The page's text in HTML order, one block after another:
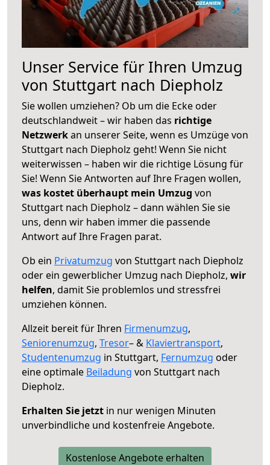
Unser Service für Ihren Umzug
von Stuttgart nach Diepholz
Sie wollen umziehen? Ob um die Ecke oder
deutschlandweit – wir haben das richtige
Netzwerkan unserer Seite, wenn es Umzüge von
Stuttgart nach Diepholz geht! Wenn Sie nicht
weiterwissen – haben wir die richtige Lösung für
Sie! Wenn Sie Antworten auf Ihre Fragen wollen,
was kostet überhaupt mein Umzug von
Stuttgart nach Diepholz – dann wählen Sie sie
uns, denn wir haben immer die passende
Antwort auf Ihre Fragen parat.
Ob ein Privatumzug von Stuttgart nach Diepholz
oder ein gewerblicher Umzug nach Diepholz, wir
helfen, damit Sie problemlos und stressfrei
umziehen können.
Allzeit bereit für Ihren Firmenumzug,
Seniorenumzug, Tresor– & Klaviertransport,
Studentenumzug in Stuttgart, Fernumzug oder
eine optimale Beiladung von Stuttgart nach
Diepholz.
Erhalten Sie jetzt in nur wenigen Minuten
unverbindliche und kostenfreie Angebote.
Kostenlose Angebote erhalten